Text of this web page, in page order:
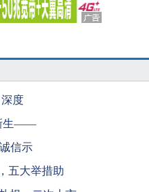
度
生——
信示
五大举措助